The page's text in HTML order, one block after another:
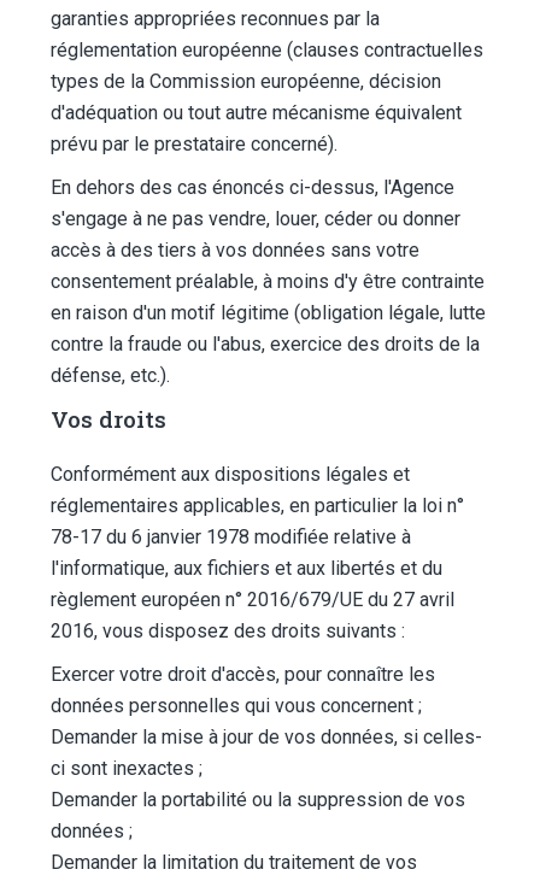
garanties appropriées reconnues par la
réglementation européenne (clauses contractuelles
types de la Commission européenne, décision
d'adéquation ou tout autre mécanisme équivalent
prévu par le prestataire concerné).
En dehors des cas énoncés ci-dessus, l'Agence
s'engage à ne pas vendre, louer, céder ou donner
accès à des tiers à vos données sans votre
consentement préalable, à moins d'y être contrainte
en raison d'un motif légitime (obligation légale, lutte
contre la fraude ou l'abus, exercice des droits de la
défense, etc.).
Vos droits
Conformément aux dispositions légales et
réglementaires applicables, en particulier la loi n°
78-17 du 6 janvier 1978 modifiée relative à
l'informatique, aux fichiers et aux libertés et du
règlement européen n° 2016/679/UE du 27 avril
2016, vous disposez des droits suivants :
Exercer votre droit d'accès, pour connaître les
données personnelles qui vous concernent ;
Demander la mise à jour de vos données, si celles-
ci sont inexactes ;
Demander la portabilité ou la suppression de vos
données ;
Demander la limitation du traitement de vos